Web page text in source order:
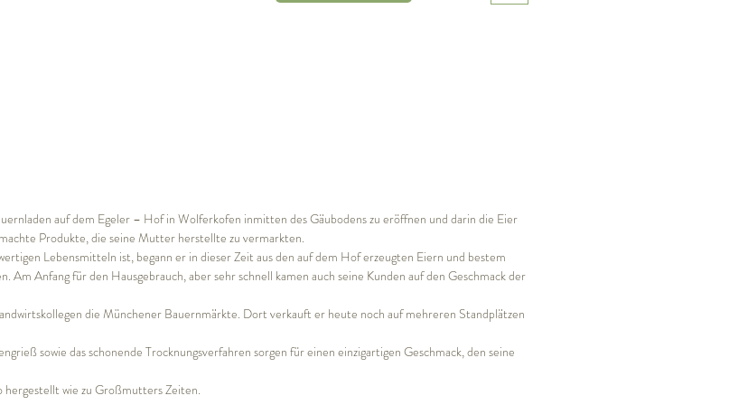
auf dem Egeler – Hof in Wolferkofen inmitten des Gäubodens zu eröffnen und darin die Eier
Produkte, die seine Mutter herstellte zu vermarkten.
Lebensmitteln ist, begann er in dieser Zeit aus den auf dem Hof erzeugten Eiern und bestem
Anfang für den Hausgebrauch, aber sehr schnell kamen auch seine Kunden auf den Geschmack der
die Münchener Bauernmärkte. Dort verkauft er heute noch auf mehreren Standplätzen
sowie das schonende Trocknungsverfahren sorgen für einen einzigartigen Geschmack, den seine
wie zu Großmutters Zeiten.